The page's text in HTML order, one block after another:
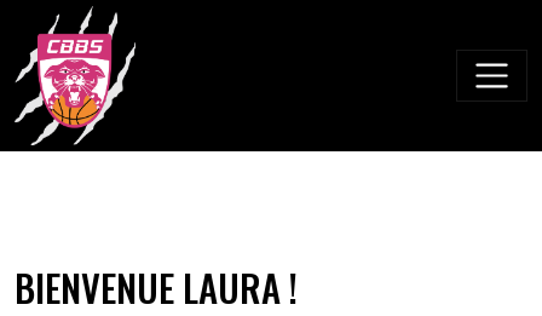
content
BIENVENUE LAURA !